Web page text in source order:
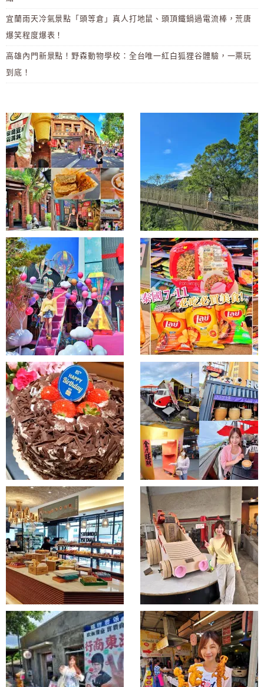
宜蘭雨天冷氣景點「頭等倉」真人打地鼠、頭頂鐵鍋過電流棒，荒唐
爆笑程度爆表！
高雄內門新景點！野森動物學校：全台唯一紅白狐狸谷體驗，一票玩
到底！